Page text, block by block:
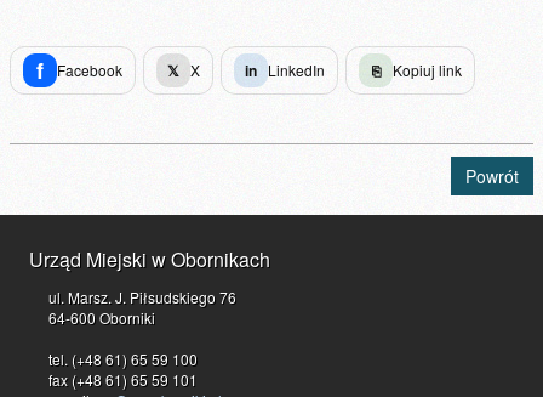
f Facebook 𝕏 X in LinkedIn ⎘ Kopiuj link
Powrót
Urząd Miejski w Obornikach
ul. Marsz. J. Piłsudskiego 76
64-600 Oborniki
tel. (+48 61) 65 59 100
fax (+48 61) 65 59 101